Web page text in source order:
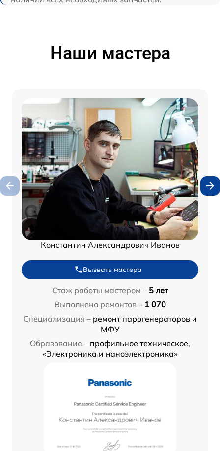
Наши мастера
Константин Александрович Иванов
Вызвать мастера
Стаж работы мастером – 5 лет
Выполнено ремонтов – 1 070
Специализация – ремонт парогенераторов и
МФУ
Образование – профильное техническое,
«Электроника и наноэлектроника»